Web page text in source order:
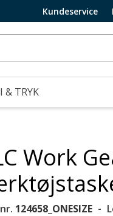
Kundeservice
& TRYK
Work
124658_ONESIZE